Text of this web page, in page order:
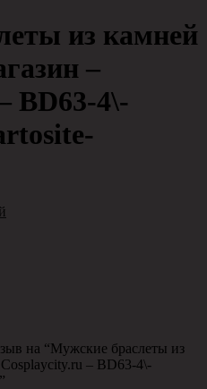
из камней
–
BD63-4\-
на “Мужские браслеты из
– BD63-4\-